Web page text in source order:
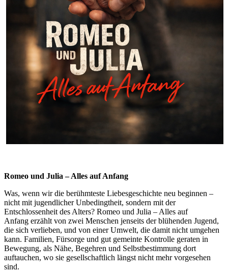
Romeo und Julia – Alles auf Anfang
Was, wenn wir die berühmteste Liebesgeschichte neu beginnen –
nicht mit jugendlicher Unbedingtheit, sondern mit der
Entschlossenheit des Alters? Romeo und Julia – Alles auf
Anfang erzählt von zwei Menschen jenseits der blühenden Jugend,
die sich verlieben, und von einer Umwelt, die damit nicht umgehen
kann. Familien, Fürsorge und gut gemeinte Kontrolle geraten in
Bewegung, als Nähe, Begehren und Selbstbestimmung dort
auftauchen, wo sie gesellschaftlich längst nicht mehr vorgesehen
sind.